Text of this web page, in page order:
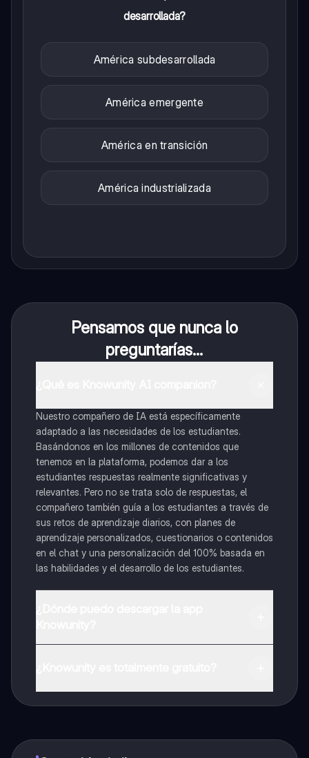
desarrollada?
América subdesarrollada
América emergente
América en transición
América industrializada
Pensamos que nunca lo
preguntarías...
Nuestro compañero de IA está específicamente
adaptado a las necesidades de los estudiantes.
Basándonos en los millones de contenidos que
tenemos en la plataforma, podemos dar a los
estudiantes respuestas realmente significativas y
relevantes. Pero no se trata solo de respuestas, el
compañero también guía a los estudiantes a través de
sus retos de aprendizaje diarios, con planes de
aprendizaje personalizados, cuestionarios o contenidos
en el chat y una personalización del 100% basada en
las habilidades y el desarrollo de los estudiantes.